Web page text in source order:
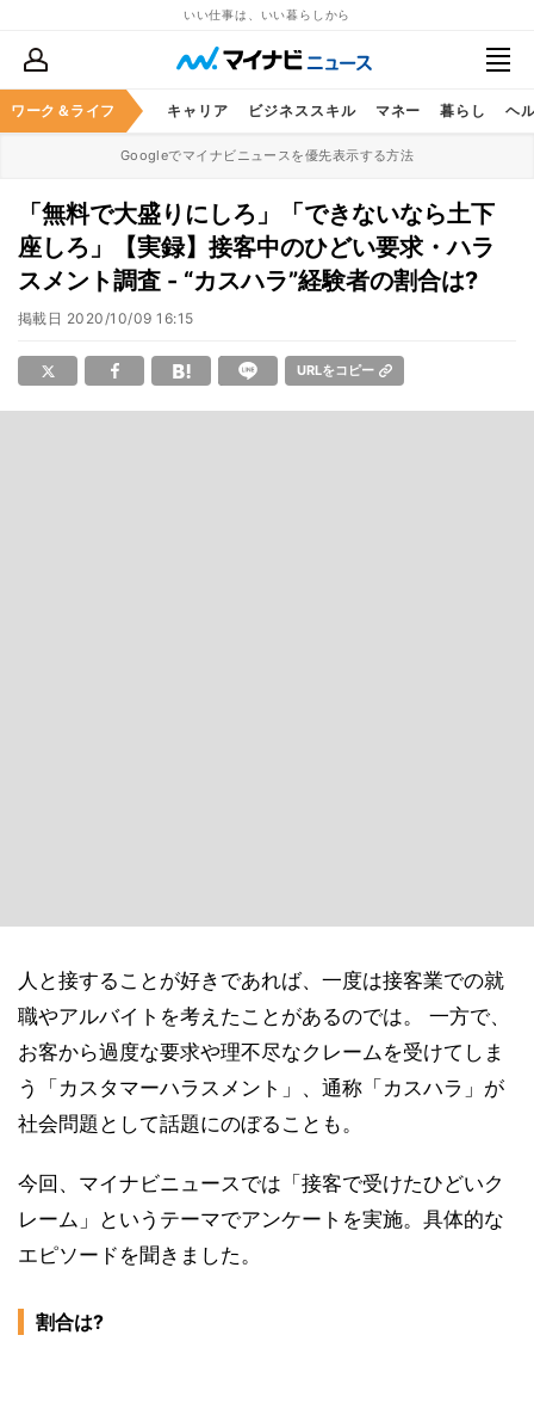
いい仕事は、いい暮らしから
ワーク＆ライフ キャリア ビジネススキル マネー 暮らし ヘ
Googleでマイナビニュースを優先表示する方法
「無料で大盛りにしろ」「できないなら土下
座しろ」【実録】接客中のひどい要求・ハラ
スメント調査 - “カスハラ”経験者の割合は?
掲載日 2020/10/09 16:15
URLをコピー
人と接することが好きであれば、一度は接客業での就
職やアルバイトを考えたことがあるのでは。 一方で、
お客から過度な要求や理不尽なクレームを受けてしま
う「カスタマーハラスメント」、通称「カスハラ」が
社会問題として話題にのぼることも。
今回、マイナビニュースでは「接客で受けたひどいク
レーム」というテーマでアンケートを実施。具体的な
エピソードを聞きました。
割合は?